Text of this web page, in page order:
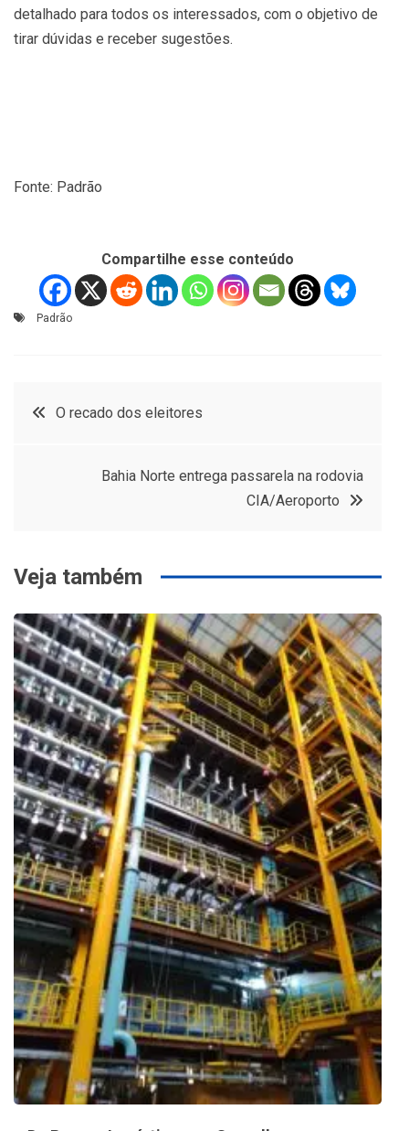
detalhado para todos os interessados, com o objetivo de
tirar dúvidas e receber sugestões.
Fonte: Padrão
Compartilhe esse conteúdo
Padrão
Navegação
O recado dos eleitores
Bahia Norte entrega passarela na rodovia
CIA/Aeroporto
Veja também